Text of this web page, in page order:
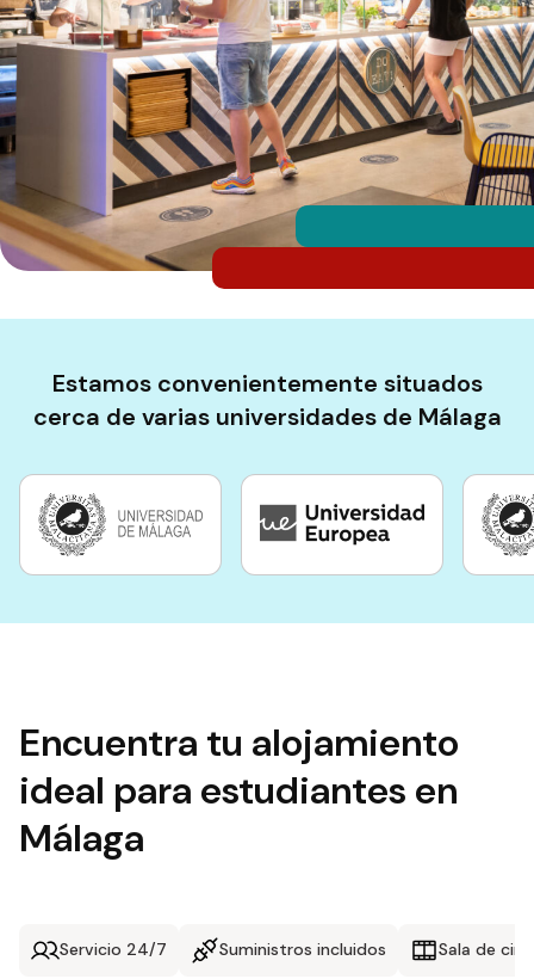
Estamos convenientemente situados
cerca de varias universidades de Málaga
Encuentra tu alojamiento
ideal para estudiantes en
Málaga
Servicio 24/7 Suministros incluidos Sala de